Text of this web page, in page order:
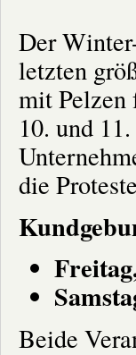
Der
letzten
mit Pelzen
10. und
die
Beide